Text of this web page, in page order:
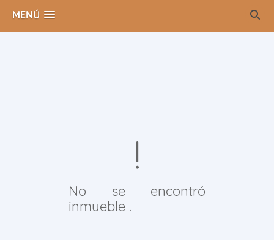
MENÚ
No se encontró
inmueble .